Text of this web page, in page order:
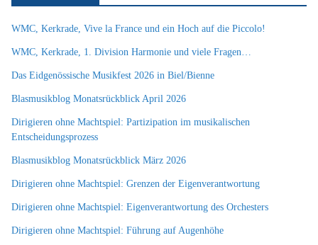
WMC, Kerkrade, Vive la France und ein Hoch auf die Piccolo!
WMC, Kerkrade, 1. Division Harmonie und viele Fragen…
Das Eidgenössische Musikfest 2026 in Biel/Bienne
Blasmusikblog Monatsrückblick April 2026
Dirigieren ohne Machtspiel: Partizipation im musikalischen
Entscheidungsprozess
Blasmusikblog Monatsrückblick März 2026
Dirigieren ohne Machtspiel: Grenzen der Eigenverantwortung
Dirigieren ohne Machtspiel: Eigenverantwortung des Orchesters
Dirigieren ohne Machtspiel: Führung auf Augenhöhe